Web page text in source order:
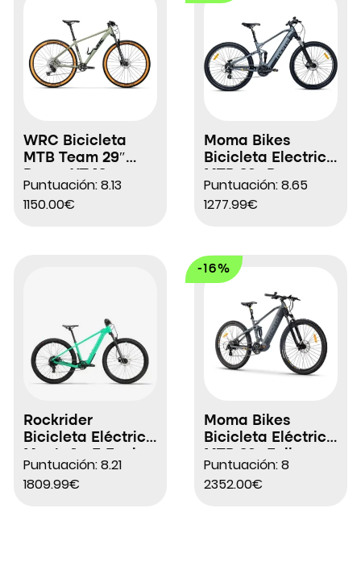
WRC Bicicleta
MTB Team 29″
Puntuación: 8.13
1150.00€
Moma Bikes
Bicicleta Electrica
Puntuación: 8.65
1277.99€
Rockrider
Bicicleta Eléctrica
900 26″
Puntuación: 8.21
1809.99€
-16%
Moma Bikes
Bicicleta Eléctrica
Suspensión
Puntuación: 8
2352.00€